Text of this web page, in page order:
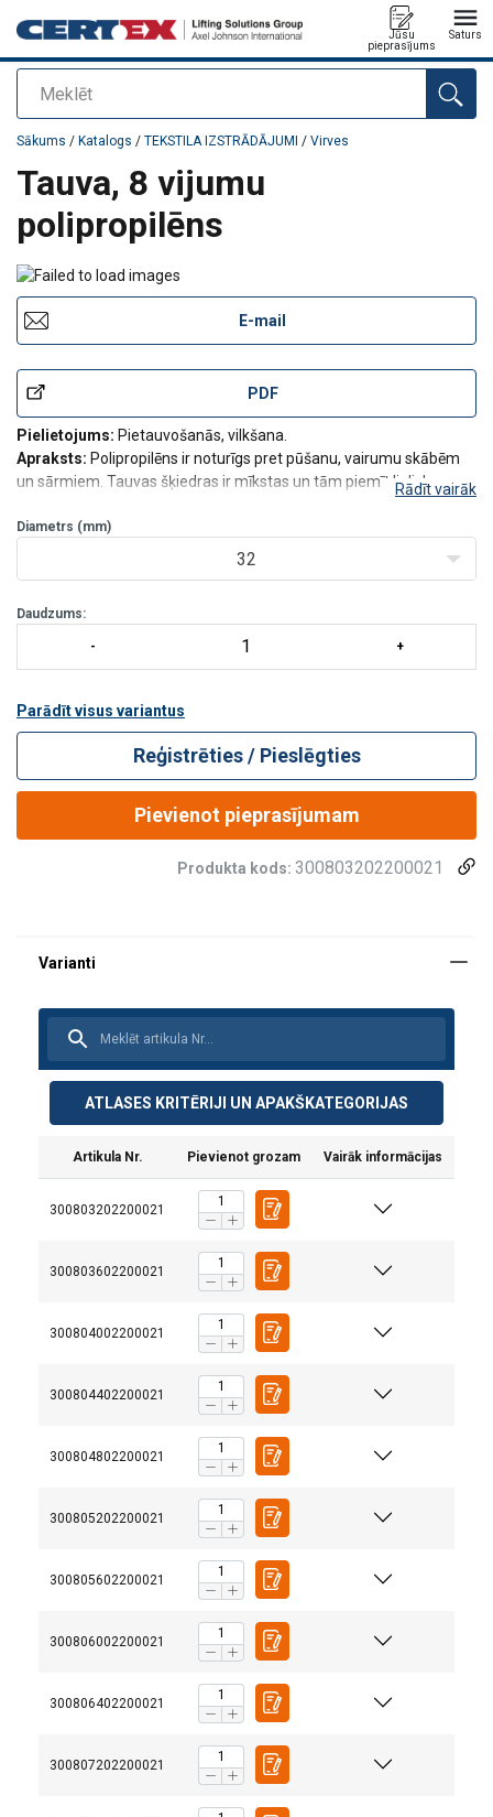
Meklēt
Jūsu
pieprasījums
Saturs
Pievienots jūsu pasūtījumam
Sākums / Katalogs / TEKSTILA IZSTRĀDĀJUMI / Virves
Tauva, 8 vijumu
polipropilēns
E-mail
PDF
Pielietojums: Pietauvošanās, vilkšana.
Apraksts: Polipropilēns ir noturīgs pret pūšanu, vairumu skābēm
un sārmiem. Tauvas šķiedras ir mīkstas un tām piemīt lieliskas
cilpām galos.
Rādīt vairāk
Diametrs (mm)
32
Daudzums:
Parādīt visus variantus
Reģistrēties / Pieslēgties
Pievienot pieprasījumam
Produkta kods: 300803202200021
ATLASES KRITĒRIJI UN APAKŠKATEGORIJAS
Artikula Nr. Pievienot grozam Vairāk informācijas
300803202200021
300803602200021
300804002200021
300804402200021
300804802200021
300805202200021
300805602200021
300806002200021
300806402200021
300807202200021